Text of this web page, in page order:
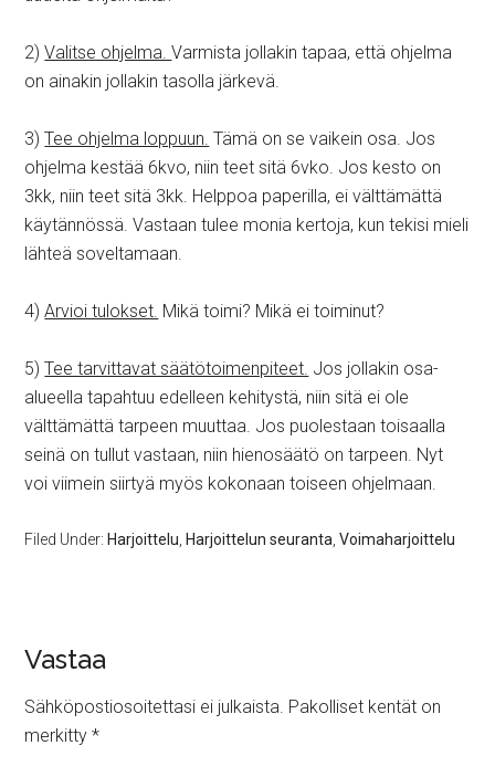
2)Valitse ohjelma.Varmista jollakin tapaa, että ohjelma
on ainakin jollakin tasolla järkevä.
3)Tee ohjelma loppuun. Tämä on se vaikein osa. Jos
ohjelma kestää 6kvo, niin teet sitä 6vko. Jos kesto on
3kk, niin teet sitä 3kk. Helppoa paperilla, ei välttämättä
käytännössä. Vastaan tulee monia kertoja, kun tekisi mieli
lähteä soveltamaan.
4)Arvioi tulokset. Mikä toimi? Mikä ei toiminut?
5)Tee tarvittavat säätötoimenpiteet. Jos jollakin osa-
alueella tapahtuu edelleen kehitystä, niin sitä ei ole
välttämättä tarpeen muuttaa. Jos puolestaan toisaalla
seinä on tullut vastaan, niin hienosäätö on tarpeen. Nyt
voi viimein siirtyä myös kokonaan toiseen ohjelmaan.
Filed Under: Harjoittelu Harjoittelun seuranta ,Voimaharjoittelu
Vastaa
Sähköpostiosoitettasi ei julkaista. Pakolliset kentät on
merkitty*